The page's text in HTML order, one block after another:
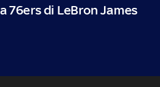
76ers di LeBron James